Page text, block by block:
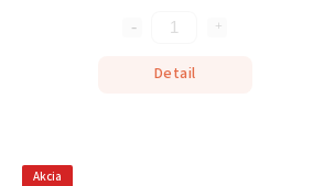
Detail
Akcia